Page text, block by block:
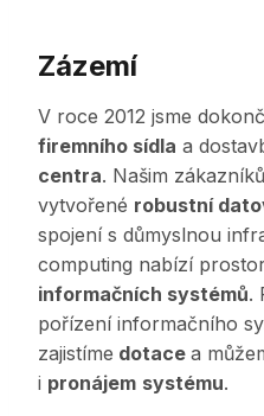
Zázemí
V roce 2012 jsme
firemního sídla a
centra. Našim
vytvořené robustní
spojení s důmyslnou
computing nabízí
informačních systémů.
pořízení informačního
zajistíme dotace a
i pronájem systému.